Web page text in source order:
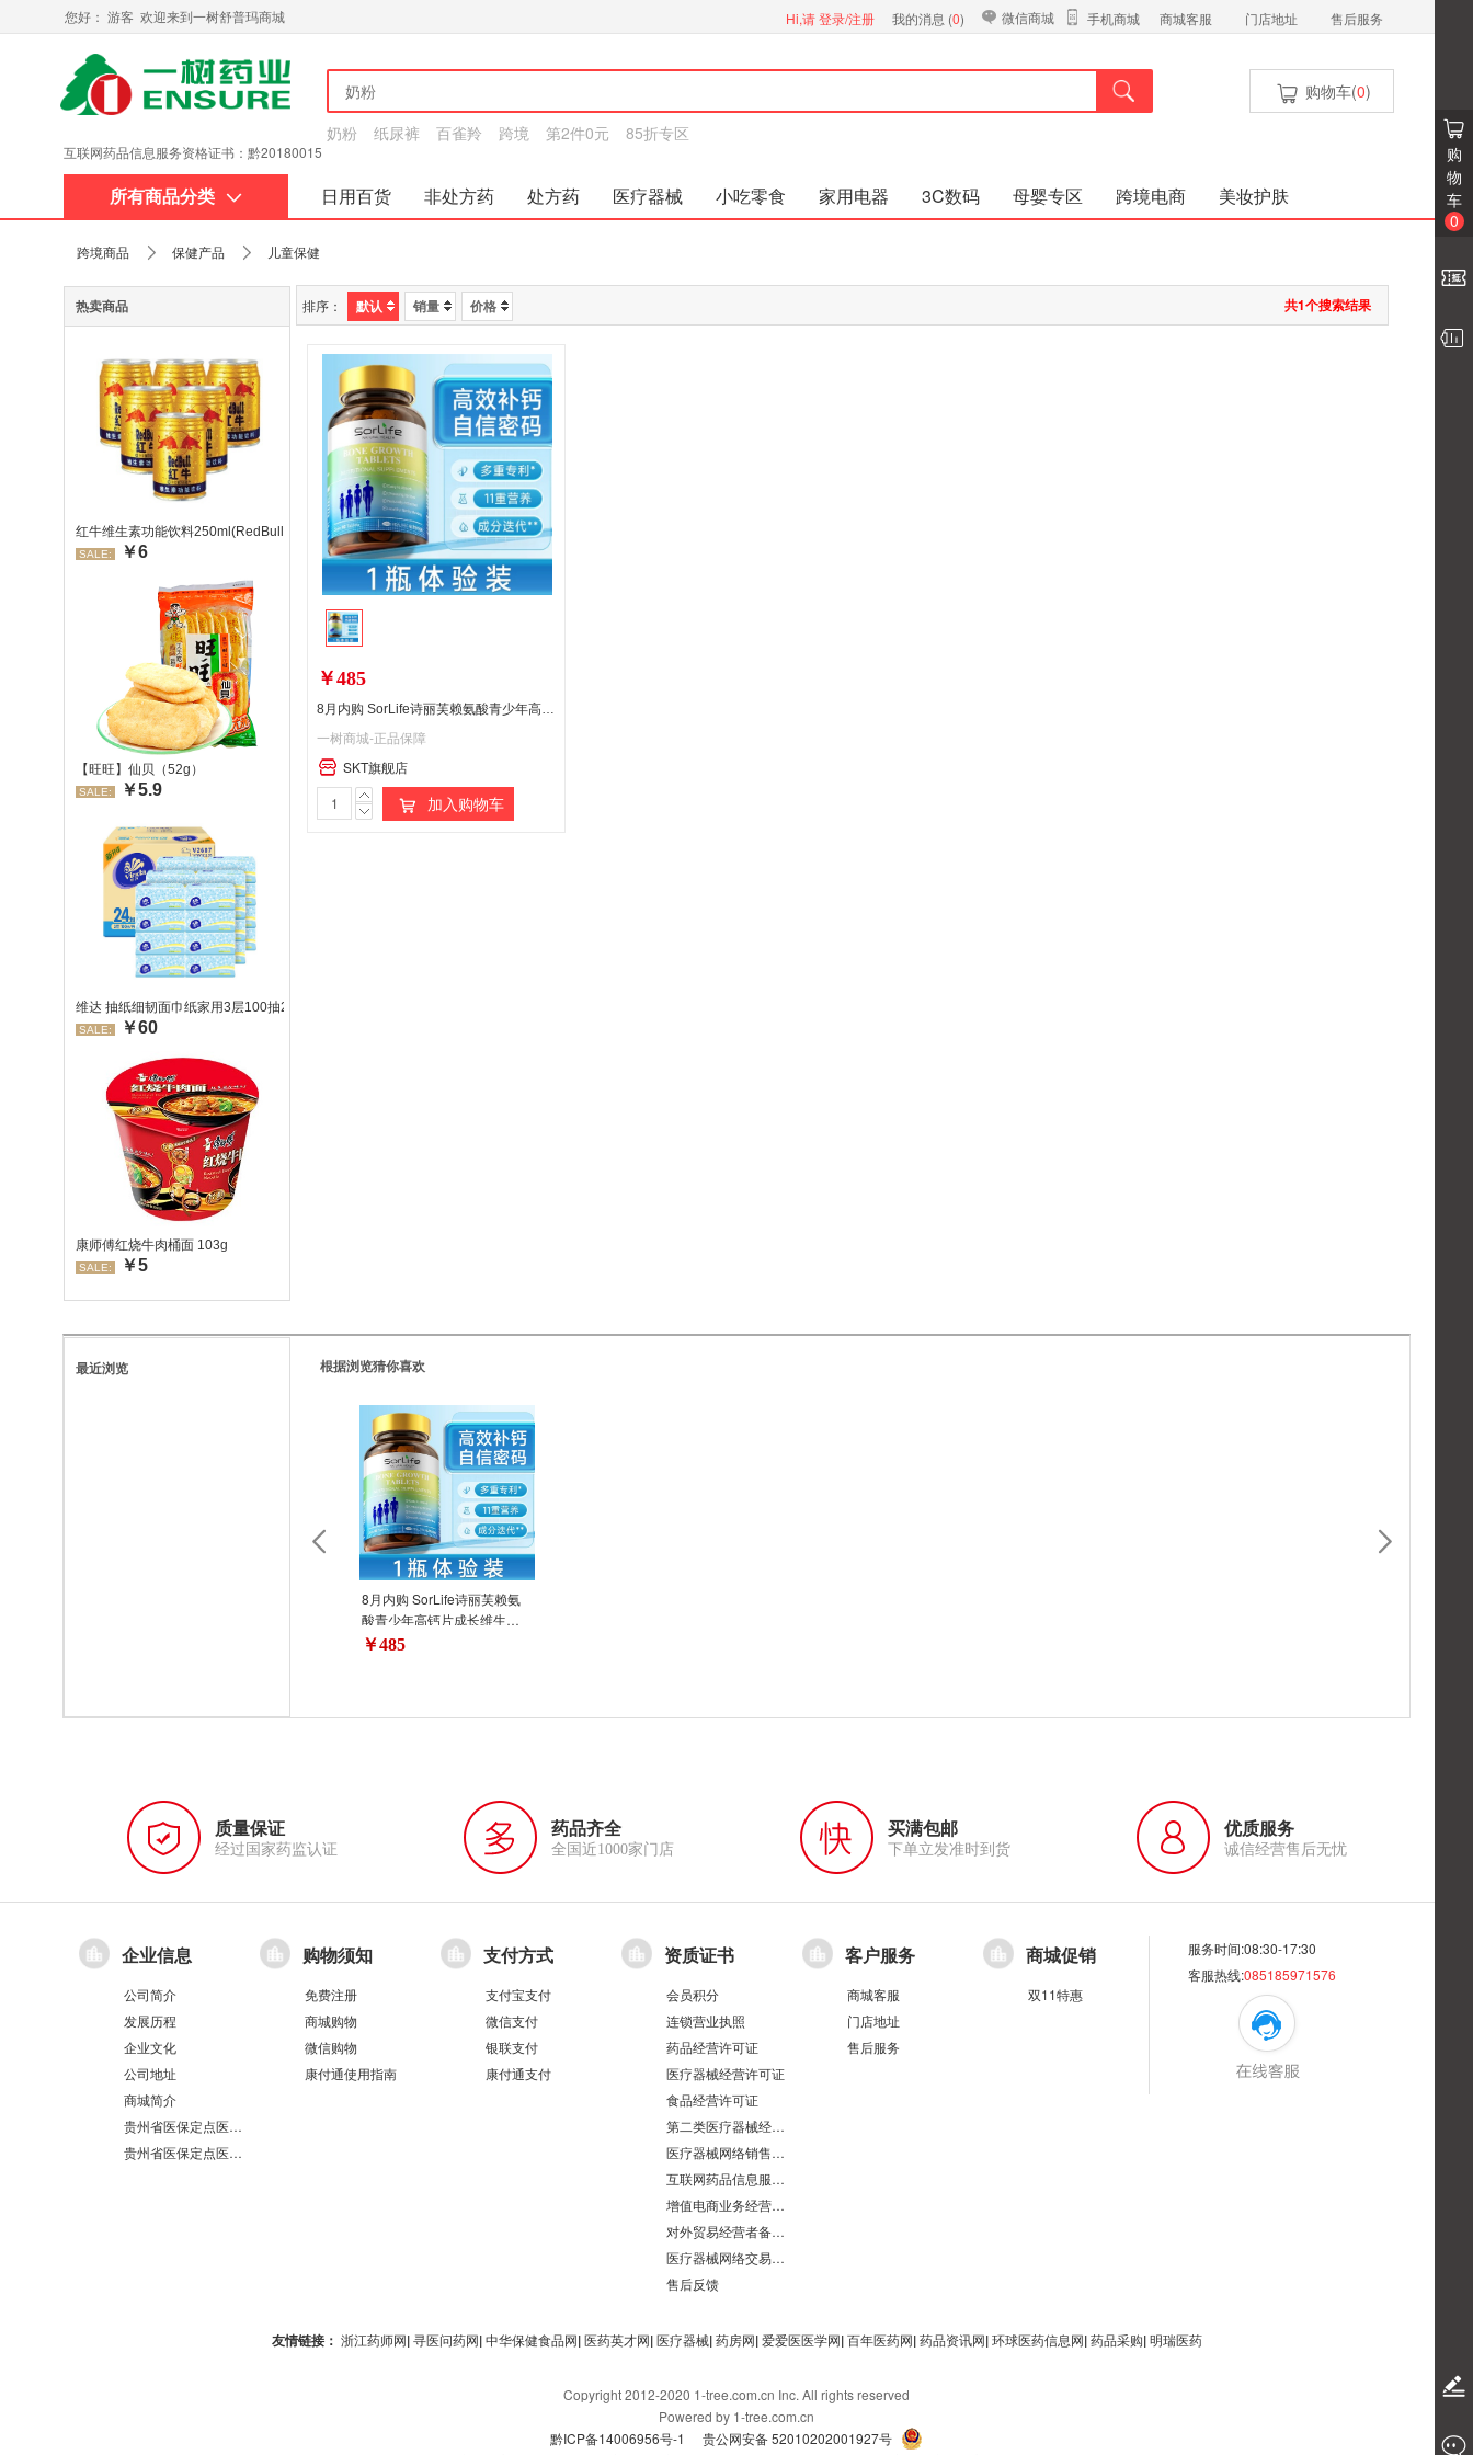
您好： 游客 欢迎来到一树舒普玛商城 Hi,请登录/注册 我的消息 (0) 微信商城 手机商城 商城客服 门店地址 售后服务
互联网药品信息服务资格证书：黔20180015
奶粉 纸尿裤 百雀羚 跨境 第2件0元 85折专区
购物车(0)
所有商品分类 日用百货 非处方药 处方药 医疗器械 小吃零食 家用电器 3C数码 母婴专区 跨境电商
美妆护肤
购
物
车
0
跨境商品 保健产品 儿童保健
热卖商品
红牛维生素功能饮料250ml(RedBull/红牛)
SALE: ￥6
【旺旺】仙贝（52g）
SALE: ￥5.9
维达 抽纸细韧面巾纸家用3层100抽24包/箱 超值装 偏远地区不发货偏远地区:(含新疆、西藏、内蒙古、宁夏、海南、青海)不发货
SALE: ￥60
康师傅红烧牛肉桶面 103g
SALE: ￥5
排序： 默认 销量 价格 共1个搜索结果
￥485
8月内购 SorLife诗丽芙赖氨酸青少年高钙片成长维生素D儿童学生补铁锌60粒
一树商城-正品保障
SKT旗舰店
加入购物车
最近浏览 根据浏览猜你喜欢
8月内购 SorLife诗丽芙赖氨
酸青少年高钙片成长维生素D
儿童学生补铁锌60粒
￥485
质量保证
经过国家药监认证
药品齐全
全国近1000家门店
买满包邮
下单立发准时到货
优质服务
诚信经营售后无忧
企业信息
公司简介
发展历程
企业文化
公司地址
商城简介
贵州省医保定点医疗机构医保服务情况表（第551分店）
贵州省医保定点医疗机构医保服务情况表（第100分店）
购物须知
免费注册
商城购物
微信购物
康付通使用指南
支付方式
支付宝支付
微信支付
银联支付
康付通支付
资质证书
会员积分
连锁营业执照
药品经营许可证
医疗器械经营许可证
食品经营许可证
第二类医疗器械经营备案凭证
医疗器械网络销售备案
互联网药品信息服务资格证书
增值电商业务经营许可证
对外贸易经营者备案登记表/海关报关单位注册登记证书
医疗器械网络交易服务第三方平台备案凭证
售后反馈
客户服务
商城客服
门店地址
售后服务
商城促销
双11特惠
服务时间:08:30-17:30
客服热线:085185971576
友情链接： 浙江药师网| 寻医问药网| 中华保健食品网| 医药英才网| 医疗器械| 药房网| 爱爱医医学网| 百年医药网| 药品资讯网| 环球医药信息网| 药品采购| 明瑞医药
Copyright 2012-2020 1-tree.com.cn Inc. All rights reserved
Powered by 1-tree.com.cn
黔ICP备14006956号-1
贵公网安备 52010202001927号